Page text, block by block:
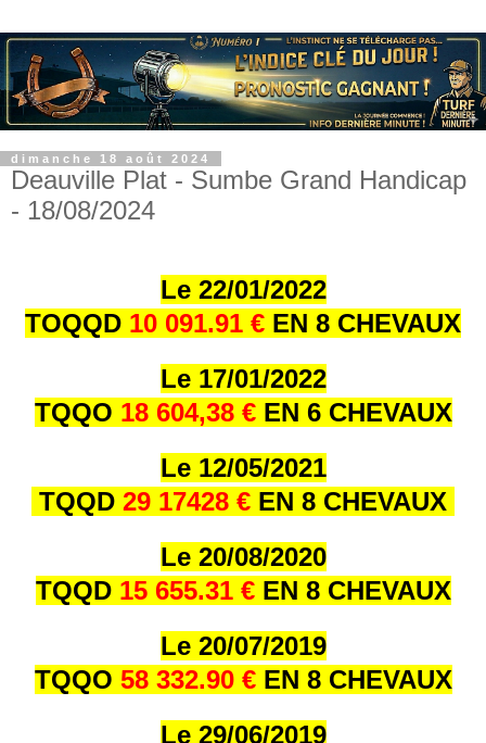
dimanche 18 août 2024
Deauville Plat - Sumbe Grand Handicap
- 18/08/2024
Le 22/01/2022
TOQQD 10 091.91 € EN 8 CHEVAUX
Le 17/01/2022
TQQO 18 604,38 € EN 6 CHEVAUX
Le 12/05/2021
TQQD 29 17428 € EN 8 CHEVAUX
Le 20/08/2020
TQQD 15 655.31 € EN 8 CHEVAUX
Le 20/07/2019
TQQO 58 332.90 € EN 8 CHEVAUX
Le 29/06/2019